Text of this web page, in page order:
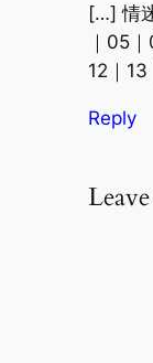
[…] 情
｜05
12｜
Reply